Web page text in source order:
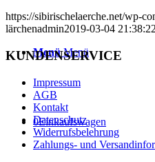
Menü Menü
0Einkaufswagen
https://sibirischelaerche.net/wp-
lärchenadmin2019-03-04 21:38:22
KUNDENSERVICE
Impressum
AGB
Kontakt
Datenschutz
Widerrufsbelehrung
Zahlungs- und